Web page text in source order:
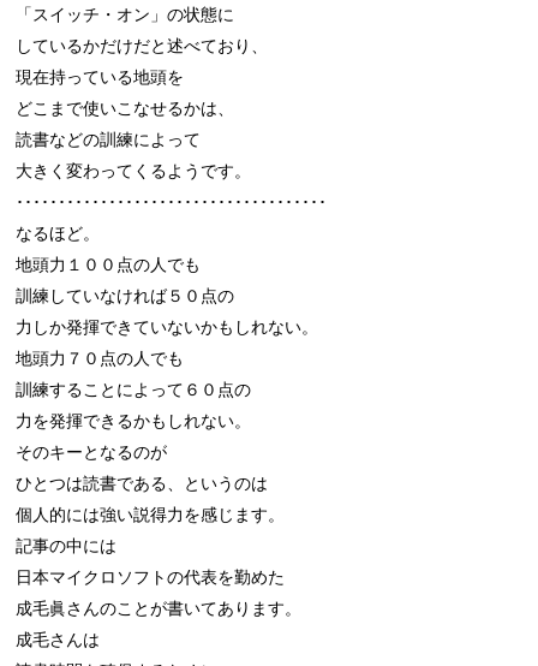
「スイッチ・オン」の状態に
しているかだけだと述べており、
現在持っている地頭を
どこまで使いこなせるかは、
読書などの訓練によって
大きく変わってくるようです。
･････････････････････････････････････
なるほど。
地頭力１００点の人でも
訓練していなければ５０点の
力しか発揮できていないかもしれない。
地頭力７０点の人でも
訓練することによって６０点の
力を発揮できるかもしれない。
そのキーとなるのが
ひとつは読書である、というのは
個人的には強い説得力を感じます。
記事の中には
日本マイクロソフトの代表を勤めた
成毛眞さんのことが書いてあります。
成毛さんは